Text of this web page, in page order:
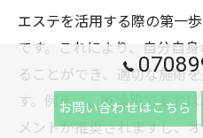
エステを活用する際の第一
です。これにより、自分自
ることができ、適切な施術
す。例えば、乾燥肌であれ
メントが推奨されますし、
お問い合わせはこちら